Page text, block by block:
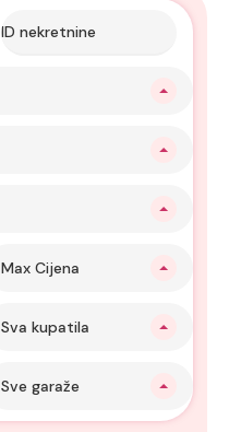
Max Cijena
Sva kupatila
Sve garaže